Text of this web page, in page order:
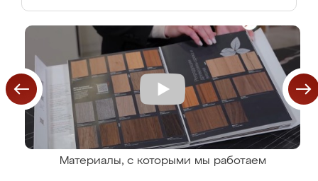
Материалы, с которыми мы работаем